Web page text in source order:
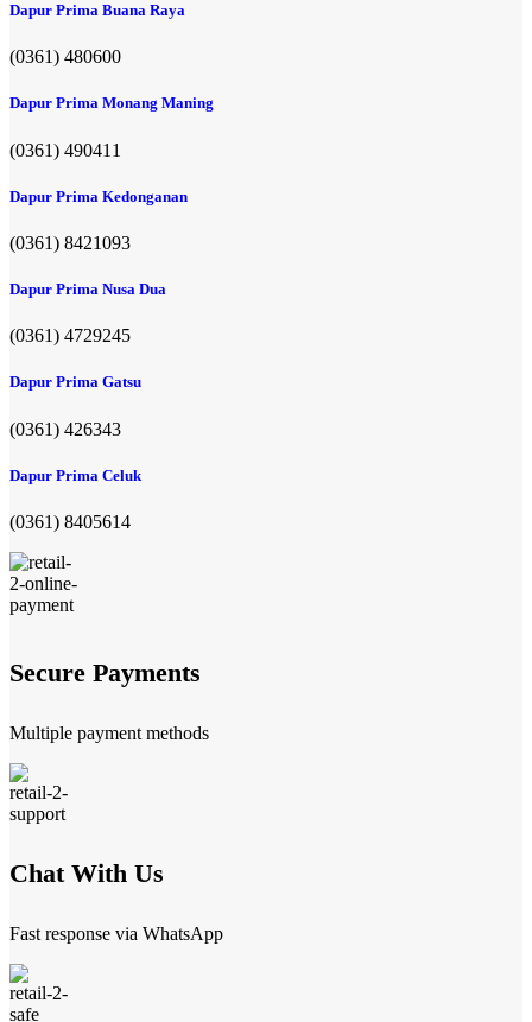
Dapur Prima Buana Raya
(0361) 480600
Dapur Prima Monang Maning
(0361) 490411​
Dapur Prima Kedonganan
(0361) 8421093
Dapur Prima Nusa Dua
(0361) 4729245
Dapur Prima Gatsu
(0361) 426343
Dapur Prima Celuk
(0361) 8405614
Secure Payments
Multiple payment methods
Chat With Us
Fast response via WhatsApp